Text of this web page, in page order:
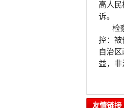
高人
诉。
检
控：被
自治
益，非
友情链接